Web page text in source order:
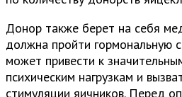
Донор также берет на себя
должна пройти гормональную
может привести к
психическим нагрузкам и
стимуляции яичников. Перед